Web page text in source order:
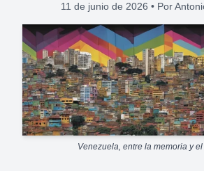
11 de junio de 2026 • Por
Venezuela, entre la memoria y